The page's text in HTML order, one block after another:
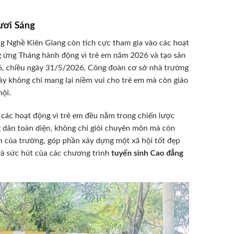
Sáng
Nghề Kiên Giang còn tích cực tham gia vào các hoạt
Tháng hành động vì trẻ em năm 2026 và tạo sân
chiều ngày 31/5/2026, Công đoàn cơ sở nhà trường
không chỉ mang lại niềm vui cho trẻ em mà còn giáo
hoạt động vì trẻ em đều nằm trong chiến lược
toàn diện, không chỉ giỏi chuyên môn mà còn
của trường, góp phần xây dựng một xã hội tốt đẹp
sức hút của các chương trình tuyển sinh Cao đẳng